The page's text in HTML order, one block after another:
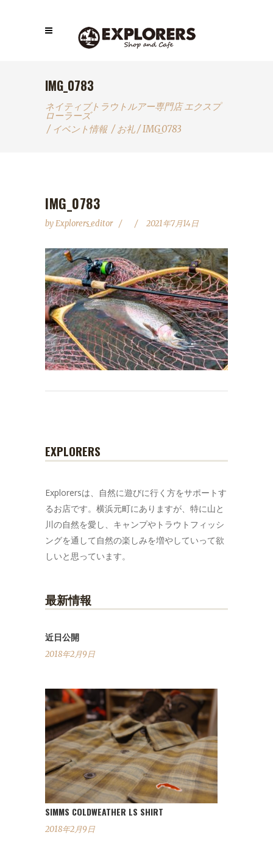
IMG_0783
ネイティブトラウトルアー専門店 エクスプ
ローラーズ
/ イベント情報 / お礼/IMG_0783
IMG_0783
byExplorers_editor 2021年7月14日
EXPLORERS
Explorersは、自然に遊びに行く方をサポートす
るお店です。横浜元町にありますが、特に山と
川の自然を愛し、キャンプやトラウトフィッシ
ングを通して自然の楽しみを増やしていって欲
しいと思っています。
最新情報
近日公開
2018年2月9日
SIMMS COLDWEATHER LS SHIRT
2018年2月9日